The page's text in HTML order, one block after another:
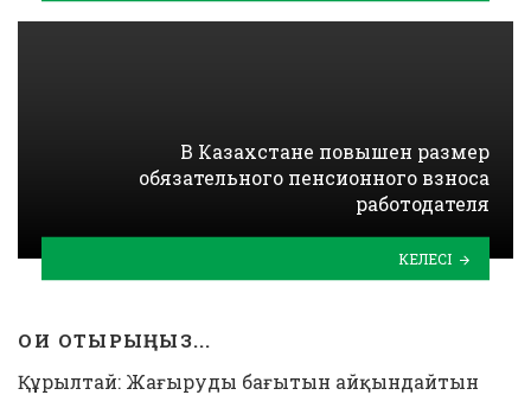
В Казахстане повышен размер
обязательного пенсионного взноса
работодателя
КЕЛЕСІ
ОҚИ ОТЫРЫҢЫЗ...
Құрылтай: Жаңғырудың бағытын айқындайтын